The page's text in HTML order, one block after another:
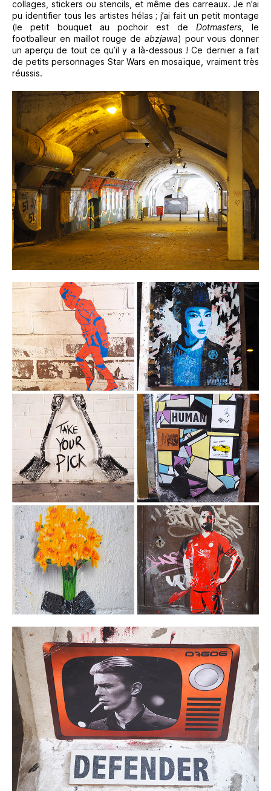
collages, stickers ou stencils, et même des carreaux. Je n’ai
pu identifier tous les artistes hélas ; j’ai fait un petit montage
(le petit bouquet au pochoir est de Dotmasters, le
footballeur en maillot rouge de abzjawa) pour vous donner
un aperçu de tout ce qu’il y a là-dessous ! Ce dernier a fait
de petits personnages Star Wars en mosaïque, vraiment très
réussis.